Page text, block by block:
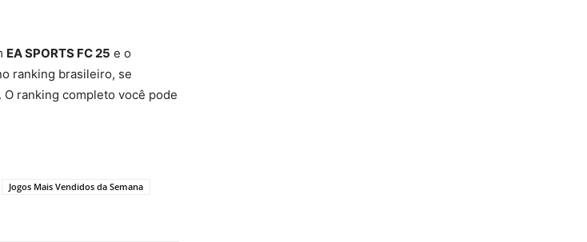
EA SPORTS FC 25 e o
ranking brasileiro, se
. O ranking completo você pode
Jogos Mais Vendidos da Semana